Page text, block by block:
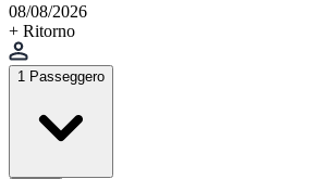
08/08/2026
+ Ritorno
1 Passeggero